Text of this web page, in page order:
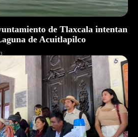
de Tlaxcala intentan
de Acuitlapilco